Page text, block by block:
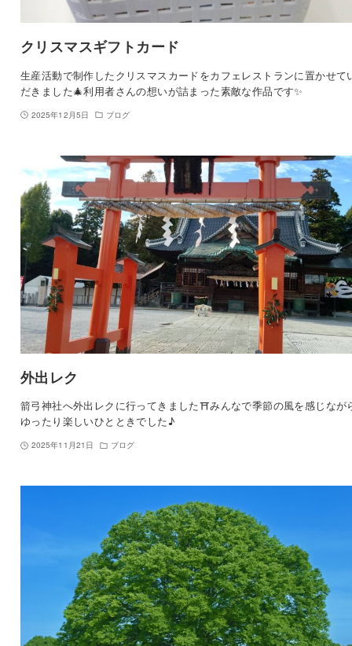
クリスマスギフトカード
生産活動で制作したクリスマスカードをカフェレストランに置かせて
だきました🎄利用者さんの想いが詰まった素敵な作品です✨
2025年12月5日 ブログ
外出レク
箭弓神社へ外出レクに行ってきました⛩️みんなで季節の風を感じなが
ゆったり楽しいひとときでした♪
2025年11月21日 ブログ